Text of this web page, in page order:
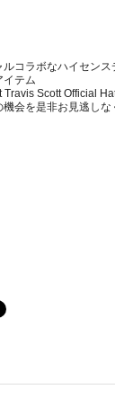
コラボなハイセン
イテム
Scott Official
会を是非お見逃しな